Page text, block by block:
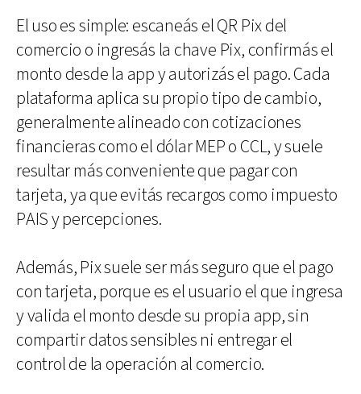
El uso es simple: escaneás el QR Pix del
comercio o ingresás la chave Pix, confirmás el
monto desde la app y autorizás el pago. Cada
plataforma aplica su propio tipo de cambio,
generalmente alineado con cotizaciones
financieras como el dólar MEP o CCL, y suele
resultar más conveniente que pagar con
tarjeta, ya que evitás recargos como impuesto
PAIS y percepciones.
Además, Pix suele ser más seguro que el pago
con tarjeta, porque es el usuario el que ingresa
y valida el monto desde su propia app, sin
compartir datos sensibles ni entregar el
control de la operación al comercio.